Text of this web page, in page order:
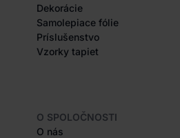
Dekorácie
Samolepiace fólie
Príslušenstvo
Vzorky tapiet
O SPOLOČNOSTI
O nás